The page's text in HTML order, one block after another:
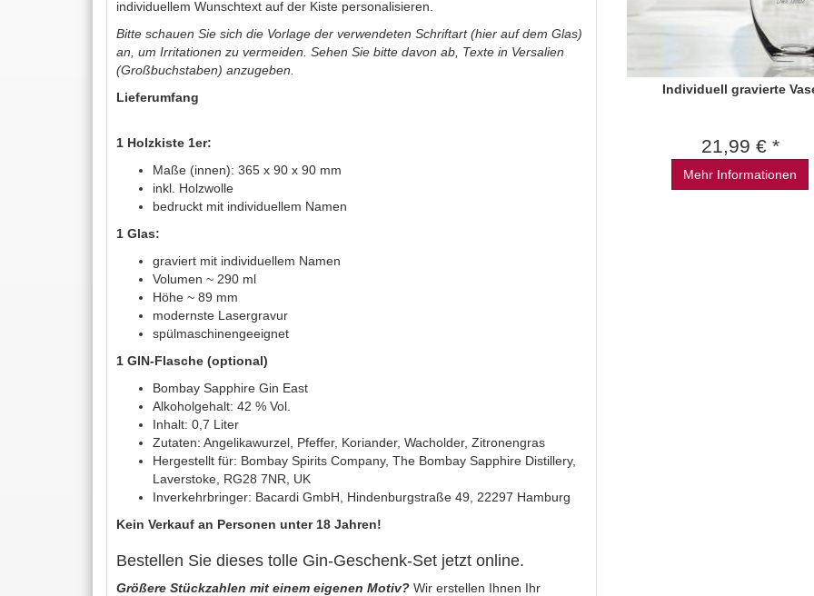
individuellem Wunschtext auf der Kiste personalisieren.
Bitte schauen Sie sich die Vorlage der verwendeten Schriftart (hier auf dem Glas)
an, um Irritationen zu vermeiden. Sehen Sie bitte davon ab, Texte in Versalien
(Großbuchstaben) anzugeben.
Lieferumfang
1 Holzkiste 1er:
Maße (innen): 365 x 90 x 90 mm
inkl. Holzwolle
bedruckt mit individuellem Namen
1 Glas:
graviert mit individuellem Namen
Volumen ~ 290 ml
Höhe ~ 89 mm
modernste Lasergravur
spülmaschinengeeignet
1 GIN-Flasche (optional)
Bombay Sapphire Gin East
Alkoholgehalt: 42 % Vol.
Inhalt: 0,7 Liter
Zutaten: Angelikawurzel, Pfeffer, Koriander, Wacholder, Zitronengras
Hergestellt für: Bombay Spirits Company, The Bombay Sapphire Distillery,
Laverstoke, RG28 7NR, UK
Inverkehrbringer: Bacardi GmbH, Hindenburgstraße 49, 22297 Hamburg
Kein Verkauf an Personen unter 18 Jahren!
Bestellen Sie dieses tolle Gin-Geschenk-Set jetzt online.
Größere Stückzahlen mit einem eigenen Motiv? Wir erstellen Ihnen Ihr
Individuell gravierte
21,99 € *
Mehr Informationen